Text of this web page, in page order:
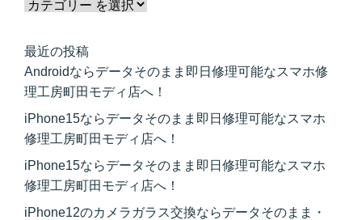
最近の投稿
Androidならデータそのまま即日修理可能なスマホ修
理工房町田モディ店へ！
iPhone15ならデータそのまま即日修理可能なスマホ
修理工房町田モディ店へ！
iPhone15ならデータそのまま即日修理可能なスマホ
修理工房町田モディ店へ！
iPhone12のカメラガラス交換ならデータそのまま・